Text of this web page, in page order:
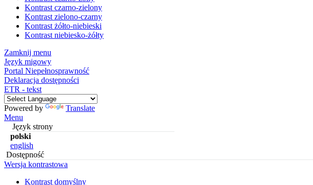
Kontrast czarno-zielony
Kontrast zielono-czarny
Kontrast żółto-niebieski
Kontrast niebiesko-żółty
Zamknij menu
Język migowy
Portal Niepełnosprawność
Deklaracja dostępności
ETR - tekst
Powered by
Translate
Menu
Język strony
polski
english
Dostępność
Wersja kontrastowa
Kontrast domyślny